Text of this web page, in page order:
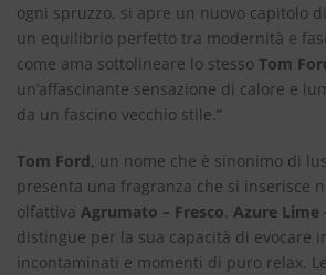
ogni spruzzo, si apre un nuovo capitolo
un equilibrio perfetto tra modernità e
come ama sottolineare lo stesso Tom
un’affascinante sensazione di calore e
da un fascino vecchio stile.”
Tom Ford, un nome che è sinonimo di
presenta una fragranza che si inserisce
olfattiva Agrumato – Fresco. Azure Lime
distingue per la sua capacità di evocare
incontaminati e momenti di puro relax. Le